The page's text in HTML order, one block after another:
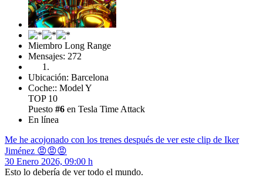
Miembro Long Range
Mensajes: 272
Ubicación: Barcelona
Coche:: Model Y
TOP 10
Puesto #6 en Tesla Time Attack
En línea
Me he acojonado con los trenes después de ver este clip de Iker
Jiménez 😡😡😡
30 Enero 2026, 09:00 h
Esto lo debería de ver todo el mundo.